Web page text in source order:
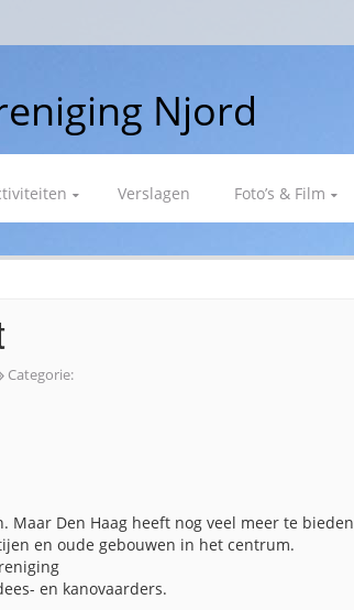
Njord
Verslagen Foto’s & Film
Categorie:
Maar Den Haag heeft nog veel meer te bieden
en oude gebouwen in het centrum.
en kanovaarders.